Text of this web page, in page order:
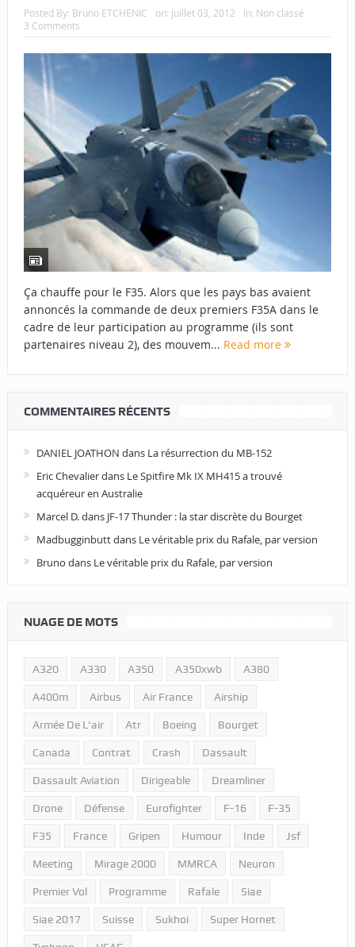
Posted By: Bruno ETCHENIC on: juillet 03, 2012 In: Non classé
3 Comments
Ça chauffe pour le F35. Alors que les pays bas avaient
annoncés la commande de deux premiers F35A dans le
cadre de leur participation au programme (ils sont
partenaires niveau 2), des mouvem... Read more
COMMENTAIRES RÉCENTS
DANIEL JOATHON dans La résurrection du MB-152
Eric Chevalierdans Le Spitfire Mk IX MH415 a trouvé
acquéreur en Australie
Marcel D.dans JF-17 Thunder : la star discrète du Bourget
Madbugginbuttdans Le véritable prix du Rafale, par version
Bruno dans Le véritable prix du Rafale, par version
NUAGE DE MOTS
A320 A330 A350 A350xwb A380
A400m Airbus Air France Airship
Armée De L'air Atr Boeing Bourget
Canada Contrat Crash Dassault
Dassault Aviation Dirigeable Dreamliner
Drone Défense Eurofighter F-16 F-35
F35 France Gripen Humour Inde Jsf
Meeting Mirage 2000 MMRCA Neuron
Premier Vol Programme Rafale Siae
Siae 2017 Suisse Sukhoi Super Hornet